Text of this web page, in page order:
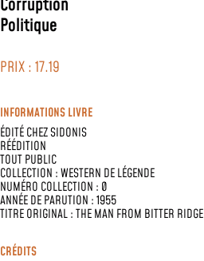
Corruption
Politique
PRIX : 17.19
INFORMATIONS LIVRE
ÉDITÉ CHEZSIDONIS
RÉÉDITION
TOUT PUBLIC
COLLECTION :WESTERN DE LÉGENDE
NUMÉRO COLLECTION : 0
ANNÉE DE PARUTION : 1955
TITRE ORIGINAL : THE MAN FROM BITTER RIDGE
CRÉDITS